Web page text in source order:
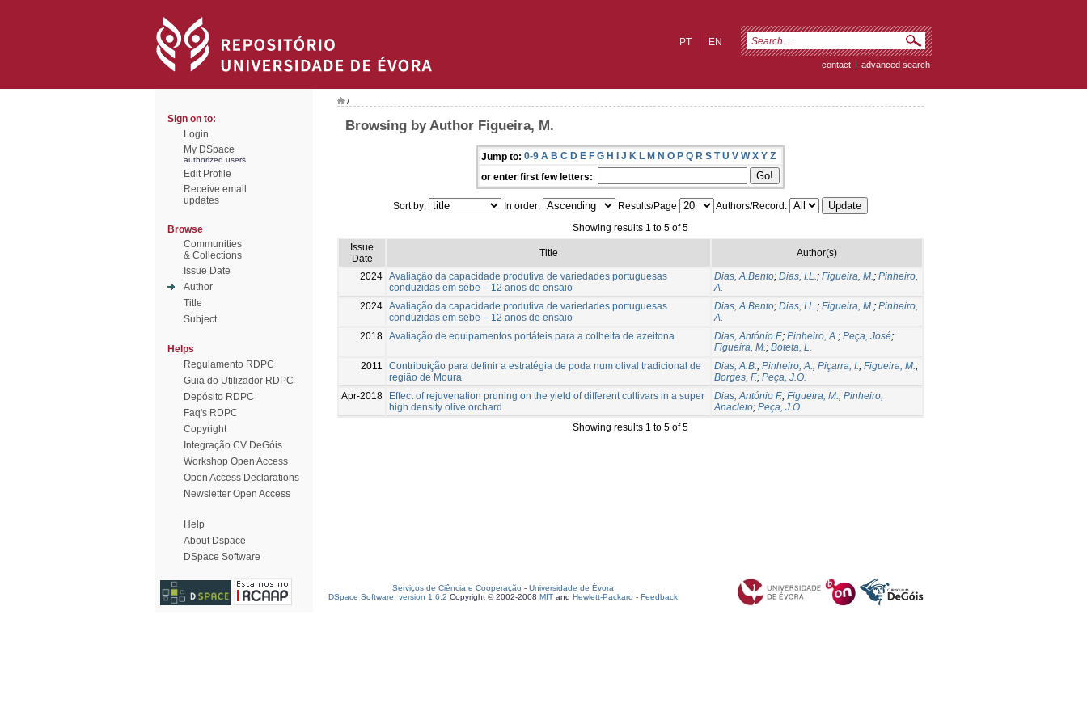
EN
PT
contact | advanced search
Sign on to:
Login
My DSpace
authorized users
Edit Profile
Receive email
updates
Browse
Communities
& Collections
Issue Date
Author
Title
Subject
Helps
Regulamento RDPC
Guia do Utilizador RDPC
Depósito RDPC
Faq's RDPC
Copyright
Integração CV DeGóis
Workshop Open Access
Open Access Declarations
Newsletter Open Access
Help
About Dspace
DSpace Software
/
Browsing by Author Figueira, M.
Jump to: 0-9 A B C D E F G H I J K L M N O P Q R S T U V W X Y Z
or enter first few letters:
Sort by: In order: Results/Page
Authors/Record:
Showing results 1 to 5 of 5
Issue
Date
Title Author(s)
2024 Avaliação da capacidade produtiva de variedades portuguesas
conduzidas em sebe – 12 anos de ensaio
Dias, A.Bento; Dias, I.L.; Figueira, M.; Pinheiro,
A.
2024 Avaliação da capacidade produtiva de variedades portuguesas
conduzidas em sebe – 12 anos de ensaio
Dias, A.Bento; Dias, I.L.; Figueira, M.; Pinheiro,
A.
2018 Avaliação de equipamentos portáteis para a colheita de azeitona Dias, António F.; Pinheiro, A.; Peça, José;
Figueira, M.; Boteta, L.
2011
Contribuição para definir a estratégia de poda num olival tradicional de
região de Moura
Dias, A.B.; Pinheiro, A.; Piçarra, I.; Figueira, M.;
Borges, F.; Peça, J.O.
Apr-2018
Effect of rejuvenation pruning on the yield of different cultivars in a super
high density olive orchard
Dias, António F.; Figueira, M.; Pinheiro,
Anacleto; Peça, J.O.
Showing results 1 to 5 of 5
Serviços de Ciência e Cooperação - Universidade de Évora
DSpace Software, version 1.6.2 Copyright © 2002-2008 MIT and Hewlett-Packard - Feedback